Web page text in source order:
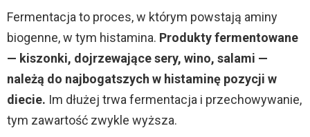
Fermentacja to proces, w którym powstają aminy
biogenne, w tym histamina. Produkty fermentowane
— kiszonki, dojrzewające sery, wino, salami —
należą do najbogatszych w histaminę pozycji w
diecie. Im dłużej trwa fermentacja i przechowywanie,
tym zawartość zwykle wyższa.